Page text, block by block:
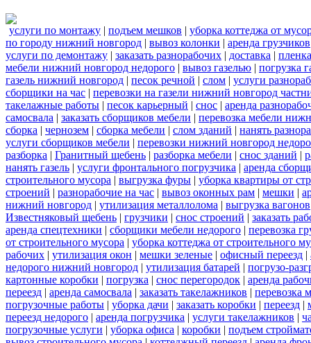
услуги по монтажу | подъем мешков | уборка коттеджа от
по городу нижний новгород | вывоз колонки | аренда грузчиков
услуги по демонтажу | заказать разнорабочих | доставка | пленка
мебели нижний новгород недорого | вывоз газелью | погрузка
газель нижний новгород | песок речной | слом | услуги
сборщики на час | перевозки на газели нижний новгород
такелажные работы | песок карьерный | снос | аренда
самосвала | заказать сборщиков мебели | перевозка мебели
сборка | чернозем | сборка мебели | слом зданий | нанять
услуги сборщиков мебели | перевозки нижний новгород
разборка | Гранитный щебень | разборка мебели | снос зданий |
нанять газель | услуги фронтального погрузчика | аренда
строительного мусора | выгрузка фуры | уборка квартиры от
строений | разнорабочие на час | вывоз оконных рам | мешки |
нижний новгород | утилизация металлолома | выгрузка вагонов
Известняковый щебень | грузчики | снос строений | заказать
аренда спецтехники | сборщики мебели недорого | перевозка
от строительного мусора | уборка коттеджа от строительного
рабочих | утилизация окон | мешки зеленые | офисный переезд |
недорого нижний новгород | утилизация батарей | погрузо-
картонные коробки | погрузка | снос перегородок | аренда
переезд | аренда самосвала | заказать такелажников | перевозка
погрузочные работы | уборка дачи | заказать коробки | переезд |
переезд недорого | аренда погрузчика | услуги такелажников |
погрузочные услуги | уборка офиса | коробки | подъем